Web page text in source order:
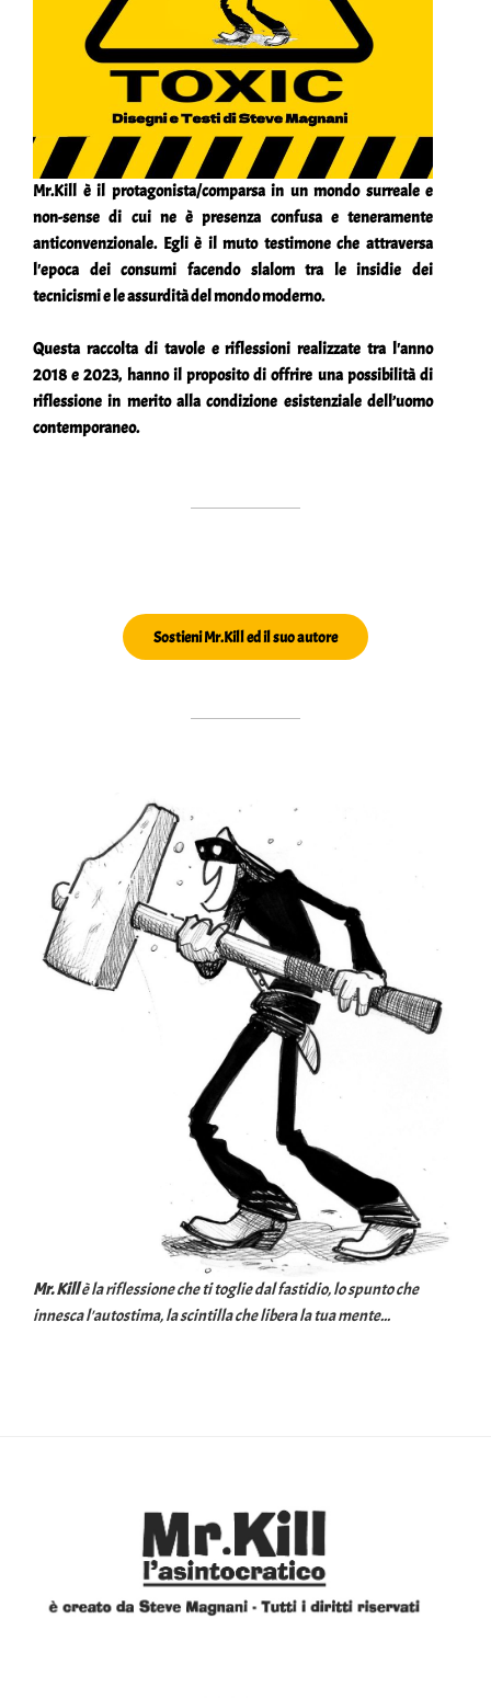
Mr.Kill è il protagonista/comparsa in un mondo surreale e
non-sense di cui ne è presenza confusa e teneramente
anticonvenzionale. Egli è il muto testimone che attraversa
l'epoca dei consumi facendo slalom tra le insidie dei
tecnicismi e le assurdità del mondo moderno.
Questa raccolta di tavole e riflessioni realizzate tra l'anno
2018 e 2023, hanno il proposito di offrire una possibilità di
riflessione in merito alla condizione esistenziale dell’uomo
contemporaneo.
Sostieni Mr.Kill ed il suo autore
Mr. Killè la riflessione che ti toglie dal fastidio, lo spunto che
innesca l'autostima, la scintilla che libera la tua mente...